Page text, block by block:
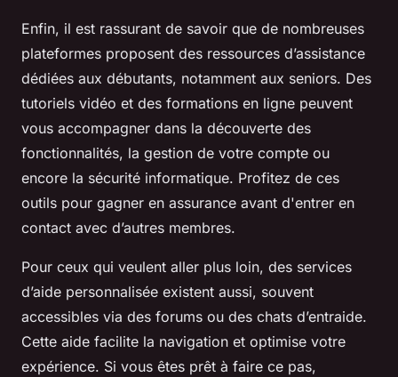
Enfin, il est rassurant de savoir que de nombreuses
plateformes proposent des ressources d’assistance
dédiées aux débutants, notamment aux seniors. Des
tutoriels vidéo et des formations en ligne peuvent
vous accompagner dans la découverte des
fonctionnalités, la gestion de votre compte ou
encore la sécurité informatique. Profitez de ces
outils pour gagner en assurance avant d'entrer en
contact avec d’autres membres.
Pour ceux qui veulent aller plus loin, des services
d’aide personnalisée existent aussi, souvent
accessibles via des forums ou des chats d’entraide.
Cette aide facilite la navigation et optimise votre
expérience. Si vous êtes prêt à faire ce pas,